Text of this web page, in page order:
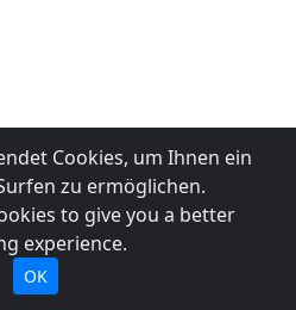
Cookies, um Ihnen ein
zu ermöglichen.
to give you a better
experience.
OK